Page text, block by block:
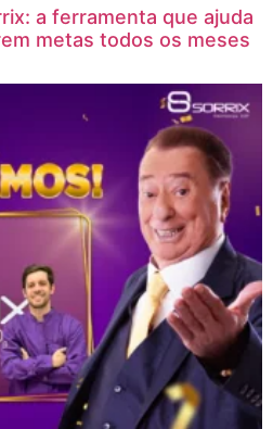
a ferramenta que ajuda
metas todos os meses